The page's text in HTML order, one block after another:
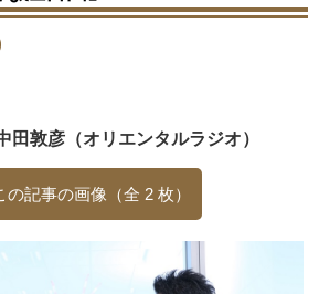
田敦彦（オリエンタルラジオ）
の記事の画像（全 2 枚）